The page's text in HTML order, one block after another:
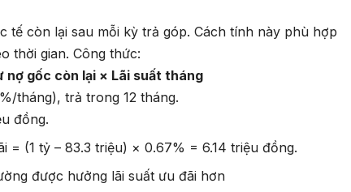
tế còn lại sau mỗi kỳ trả góp. Cách tính này phù hợp
thời gian. Công thức:
nợ gốc còn lại × Lãi suất tháng
tháng), trả trong 12 tháng.
đồng.
= (1 tỷ – 83.3 triệu) × 0.67% = 6.14 triệu đồng.